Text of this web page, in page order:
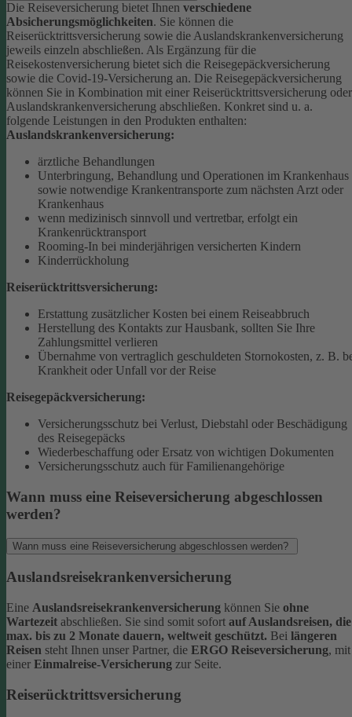
Die Reiseversicherung bietet Ihnen verschiedene
Absicherungsmöglichkeiten. Sie können die
Reiserücktrittsversicherung sowie die Auslandskrankenversicherung
jeweils einzeln abschließen. Als Ergänzung für die
Reisekostenversicherung bietet sich die Reisegepäckversicherung
sowie die Covid-19-Versicherung an. Die Reisegepäckversicherung
können Sie in Kombination mit einer Reiserücktrittsversicherung oder
Auslandskrankenversicherung abschließen. Konkret sind u. a.
folgende Leistungen in den Produkten enthalten:
Auslandskrankenversicherung:
ärztliche Behandlungen
Unterbringung, Behandlung und Operationen im Krankenhaus
sowie notwendige Krankentransporte zum nächsten Arzt oder
Krankenhaus
wenn medizinisch sinnvoll und vertretbar, erfolgt ein
Krankenrücktransport
Rooming-In bei minderjährigen versicherten Kindern
Kinderrückholung
Reiserücktrittsversicherung:
Erstattung zusätzlicher Kosten bei einem Reiseabbruch
Herstellung des Kontakts zur Hausbank, sollten Sie Ihre
Zahlungsmittel verlieren
Übernahme von vertraglich geschuldeten Stornokosten, z. B.
Krankheit oder Unfall vor der Reise
Reisegepäckversicherung:
Versicherungsschutz bei Verlust, Diebstahl oder Beschädigung
des Reisegepäcks
Wiederbeschaffung oder Ersatz von wichtigen Dokumenten
Versicherungsschutz auch für Familienangehörige
Wann muss eine Reiseversicherung abgeschlossen
werden?
Wann muss eine Reiseversicherung abgeschlossen werden?
Auslandsreisekrankenversicherung
Eine Auslandsreisekrankenversicherung können Sie ohne
Wartezeit abschließen. Sie sind somit sofort auf Auslandsreisen, die
max. bis zu 2 Monate dauern, weltweit geschützt. Bei längeren
Reisen steht Ihnen unser Partner, die ERGO Reiseversicherung, mit
einer Einmalreise-Versicherung zur Seite.
Reiserücktrittsversicherung